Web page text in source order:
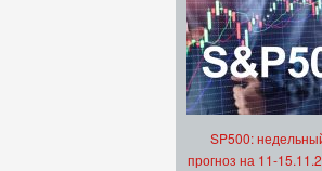
SP500:
прогноз на 11-